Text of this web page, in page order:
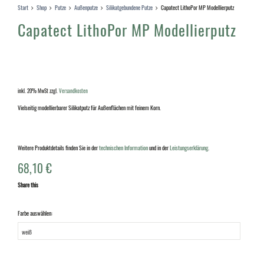
Start Shop Putze Außenputze Silikatgebundene Putze Capatect LithoPor MP Modellierputz
Capatect LithoPor MP Modellierputz
inkl. 20% MwStzzgl.Versandkosten
Vielseitig modellierbarer Silikatputz für Außenflächen mit feinem Korn.
Weitere Produktdetails finden Sie in dertechnischen Informationund in derLeistungserklärung.
68,10€
Farbe auswählen:
Share this